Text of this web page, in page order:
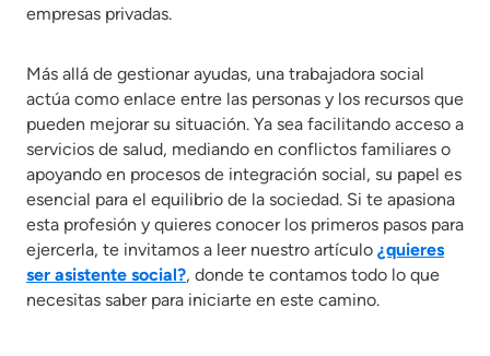
empresas privadas.
Más allá de gestionar ayudas, una trabajadora social
actúa como enlace entre las personas y los recursos que
pueden mejorar su situación. Ya sea facilitando acceso a
servicios de salud, mediando en conflictos familiares o
apoyando en procesos de integración social, su papel es
esencial para el equilibrio de la sociedad. Si te apasiona
esta profesión y quieres conocer los primeros pasos para
ejercerla, te invitamos a leer nuestro artículo ¿quieres
ser asistente social?, donde te contamos todo lo que
necesitas saber para iniciarte en este camino.